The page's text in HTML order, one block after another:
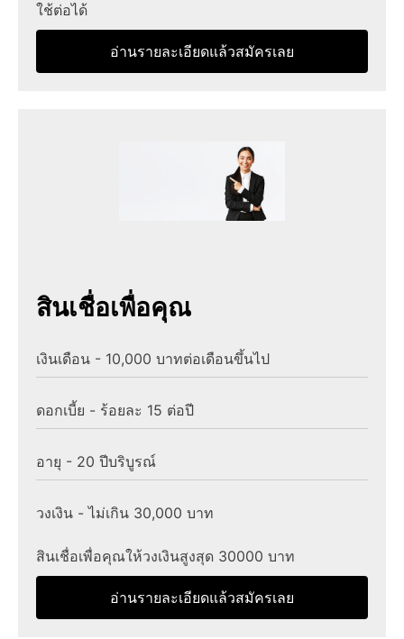
ใช้ต่อได้
อ่านรายละเอียดแล้วสมัครเลย
สินเชื่อเพื่อคุณ
เงินเดือน - 10,000 บาทต่อเดือนขึ้นไป
ดอกเบี้ย - ร้อยละ 15 ต่อปี
อายุ - 20 ปีบริบูรณ์
วงเงิน - ไม่เกิน 30,000 บาท
สินเชื่อเพื่อคุณให้วงเงินสูงสุด 30000 บาท
อ่านรายละเอียดแล้วสมัครเลย